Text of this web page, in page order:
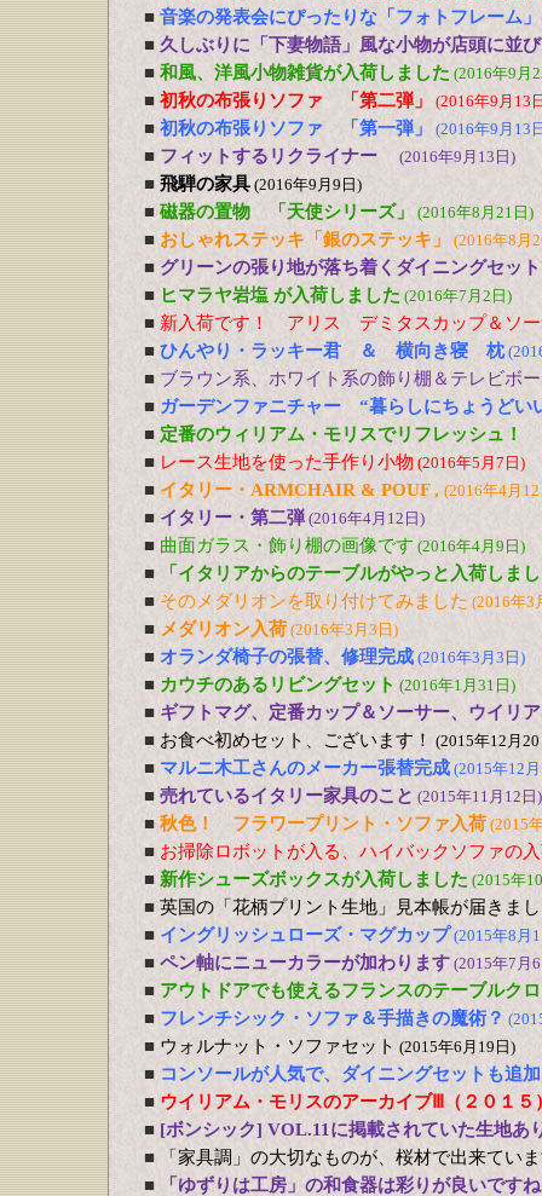
■ 音楽の発表会にぴったりな「フォトフレーム
■ 久しぶりに「下妻物語」風な小物が店頭に並
■ 和風、洋風小物雑貨が入荷しました (2016年9月
■ 初秋の布張りソファ 「第二弾」 (2016年9月13
■ 初秋の布張りソファ 「第一弾」 (2016年9月13
■ フィットするリクライナー (2016年9月13日)
■ 飛騨の家具 (2016年9月9日)
■ 磁器の置物 「天使シリーズ」 (2016年8月21日)
■ おしゃれステッキ「銀のステッキ」 (2016年8月
■ グリーンの張り地が落ち着くダイニングセッ
■ ヒマラヤ岩塩 が入荷しました (2016年7月2日)
■ 新入荷です！ アリス デミタスカップ＆ソ
■ ひんやり・ラッキー君 ＆ 横向き寝 枕
■ ブラウン系、ホワイト系の飾り棚＆テレビボ
■ ガーデンファニチャー “暮らしにちょうど
■ 定番のウィリアム・モリスでリフレッシュ！
■ レース生地を使った手作り小物 (2016年5月7日)
■ イタリー・ARMCHAIR & POUF , (2016年4月
■ イタリー・第二弾 (2016年4月12日)
■ 曲面ガラス・飾り棚の画像です (2016年4月9日)
■
「イタリアからのテーブルがやっと入荷しま
■ そのメダリオンを取り付けてみました (2016年3
■ メダリオン入荷 (2016年3月3日)
■ オランダ椅子の張替、修理完成 (2016年3月3日)
■ カウチのあるリビングセット (2016年1月31日)
■ ギフトマグ、定番カップ＆ソーサー、ウイリ
■ お食べ初めセット、ございます！ (2015年12月
■ マルニ木工さんのメーカー張替完成 (2015年12
■ 売れているイタリー家具のこと (2015年11月12日)
■ 秋色！ フラワープリント・ソファ入荷 (2015
■ お掃除ロボットが入る、ハイバックソファの
■ 新作シューズボックスが入荷しました (2015年
■ 英国の「花柄プリント生地」見本帳が届きま
■ イングリッシュローズ・マグカップ (2015年8月
■ ペン軸にニューカラーが加わります (2015年7月
■ アウトドアでも使えるフランスのテーブルク
■ フレンチシック・ソファ＆手描きの魔術？
■ ウォルナット・ソファセット (2015年6月19日)
■ コンソールが人気で、ダイニングセットも追
■ ウイリアム・モリスのアーカイブⅢ（２０１５
■ [ボンシック] VOL.11に掲載されていた生地あ
■
「家具調」の大切なものが、桜材で出来てい
■
「ゆずりは工房」の和食器は彩りが良いです